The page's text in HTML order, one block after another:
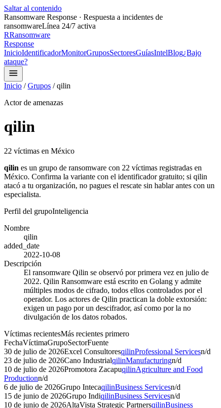
Saltar al contenido
Ransomware Response · Respuesta a incidentes de
ransomwareLínea 24/7 activa
RRansomware
Response
InicioIdentificadorMonitorGruposSectoresGuíasIntelBlog¿Bajo
ataque?
Inicio / Grupos /qilin
Actor de amenazas
qilin
22 víctimas en México
qilin es un grupo de ransomware con 22 víctimas registradas en
México. Confirma la variante con el identificador gratuito; si qilin
atacó a tu organización, no pagues el rescate sin hablar antes con un
especialista.
Perfil del grupoInteligencia
Nombre
qilin
added_date
2022-10-08
Descripción
El ransomware Qilin se observó por primera vez en julio de
2022. Qilin Ransomware está escrito en Golang y admite
múltiples modos de cifrado, todos ellos controlados por el
operador. Los actores de Qilin practican la doble extorsión:
exigen un pago por un descifrador, así como por la no
divulgación de los datos robados.
Víctimas recientesMás recientes primero
FechaVíctimaGrupoSectorFuente
30 de julio de 2026Excel ConsultoresqilinProfessional Servicesn/d
23 de julio de 2026Cano IndustrialqilinManufacturingn/d
10 de julio de 2026Promotora ZacapuqilinAgriculture and Food
Productionn/d
6 de julio de 2026Grupo IntecaqilinBusiness Servicesn/d
15 de junio de 2026Grupo IndiqilinBusiness Servicesn/d
10 de junio de 2026AltaVista Strategic PartnersqilinBusiness